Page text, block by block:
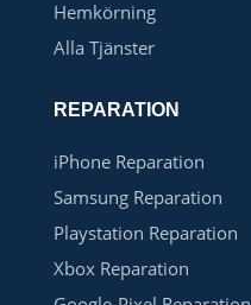
Hemkörning
Alla Tjänster
REPARATION
iPhone Reparation
Samsung Reparation
Playstation Reparation
Xbox Reparation